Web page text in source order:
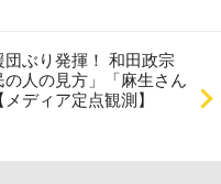
ぶり発揮！ 和田政宗
人の見方」「麻生さん
ディア定点観測】